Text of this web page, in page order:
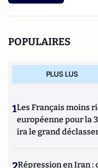
POPULAIRES
PLUS LUS
1Les Français moins
européenne pour la
ira le grand
Répression en Iran :